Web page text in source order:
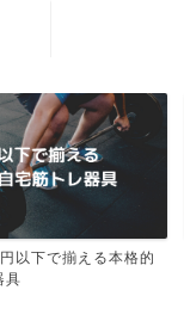
ストステロンを増やす
３選